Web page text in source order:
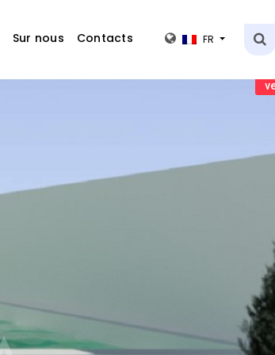
Sur nous Contacts FR